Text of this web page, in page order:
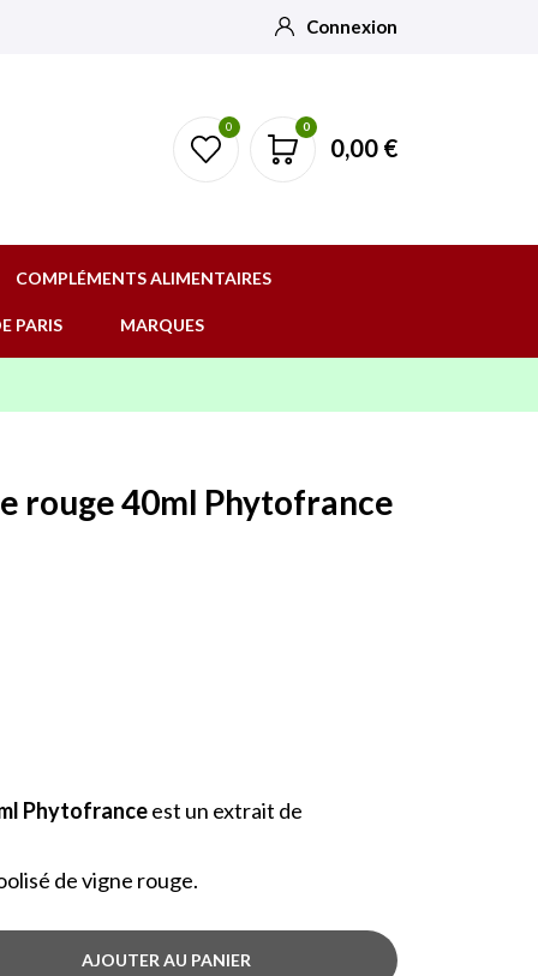
Connexion
0 0
0,00 €
COMPLÉMENTS ALIMENTAIRES
PARIS MARQUES
rouge 40ml Phytofrance
Phytofranceest un extrait de
de vigne rouge.
AJOUTER AU PANIER